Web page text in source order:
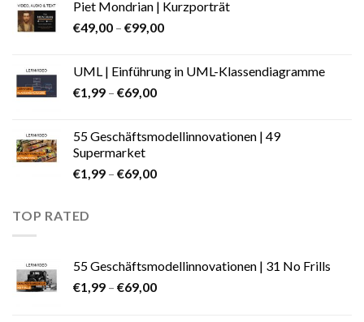
Piet Mondrian | Kurzporträt
€49,00 – €99,00
UML | Einführung in UML-Klassendiagramme
€1,99 – €69,00
55 Geschäftsmodellinnovationen | 49
Supermarket
€1,99 – €69,00
TOP RATED
55 Geschäftsmodellinnovationen | 31 No Frills
€1,99 – €69,00